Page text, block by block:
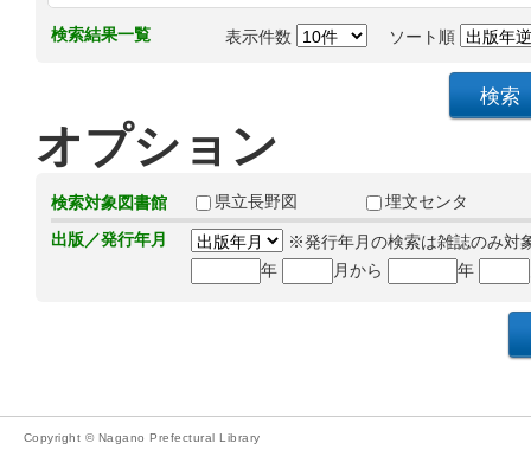
検索結果一覧 表示件数 ソート順
オプション
検索対象図書館 県立長野図
埋文センタ
出版／発行年月
※発行年月の検索は雑誌のみ対
年
月から 年
Copyright © Nagano Prefectural Library